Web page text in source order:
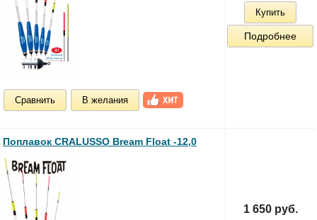
Сравнить В желания
Купить
Подробнее
Поплавок CRALUSSO Bream Float -12,0
1 650 руб.